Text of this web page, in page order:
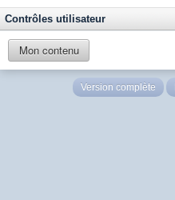
Contrôles utilisateur
Mon contenu
Version complète